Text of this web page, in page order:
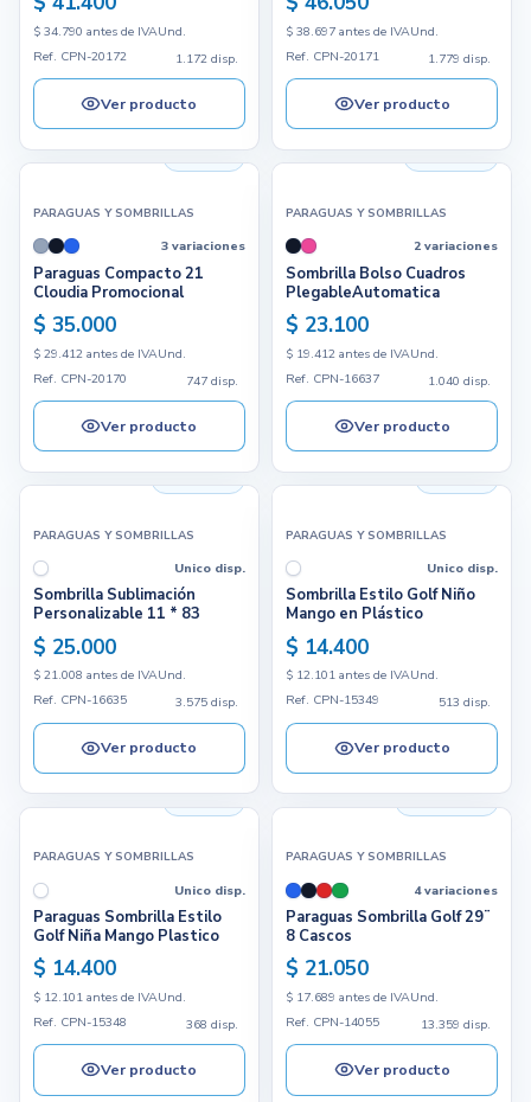
$ 34.790 antes de IVAUnd.
Ref. CPN-20172
1.172 disp.
Ver producto
$ 38.697 antes de IVAUnd.
Ref. CPN-20171
1.779 disp.
Ver producto
PARAGUAS Y SOMBRILLAS
3 variaciones
Paraguas Compacto 21
Cloudia Promocional
$ 35.000
$ 29.412 antes de IVAUnd.
Ref. CPN-20170
747 disp.
Ver producto
PARAGUAS Y SOMBRILLAS
2 variaciones
Sombrilla Bolso Cuadros
PlegableAutomatica
$ 23.100
$ 19.412 antes de IVAUnd.
Ref. CPN-16637
1.040 disp.
Ver producto
3.575 disp.
PARAGUAS Y SOMBRILLAS
Unico disp.
Sombrilla Sublimación
Personalizable 11 * 83
$ 25.000
$ 21.008 antes de IVAUnd.
Ref. CPN-16635
3.575 disp.
Ver producto
513 disp.
PARAGUAS Y SOMBRILLAS
Unico disp.
Sombrilla Estilo Golf Niño
Mango en Plástico
$ 14.400
$ 12.101 antes de IVAUnd.
Ref. CPN-15349
513 disp.
Ver producto
PARAGUAS Y SOMBRILLAS
Unico disp.
Paraguas Sombrilla Estilo
Golf Niña Mango Plastico
$ 14.400
$ 12.101 antes de IVAUnd.
Ref. CPN-15348
368 disp.
Ver producto
PARAGUAS Y SOMBRILLAS
4 variaciones
Paraguas Sombrilla Golf 29¨
8 Cascos
$ 21.050
$ 17.689 antes de IVAUnd.
Ref. CPN-14055
13.359 disp.
Ver producto